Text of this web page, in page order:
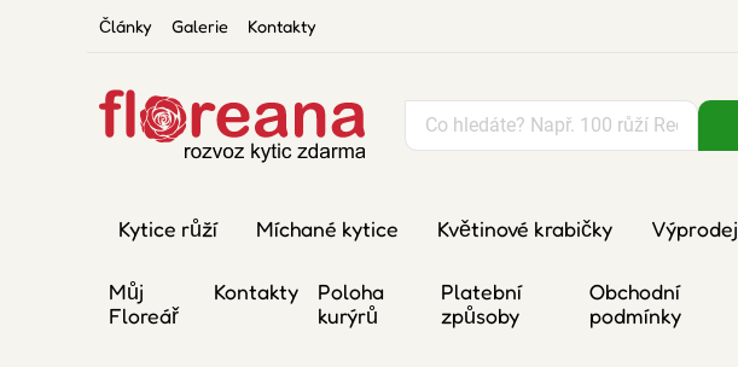
Články Galerie Kontakty
Kytice růží Míchané kytice Květinové krabičky Výprodej
Můj
Floreář
Kontakty
Poloha
kurýrů
Platební
způsoby
Obchodní
podmínky